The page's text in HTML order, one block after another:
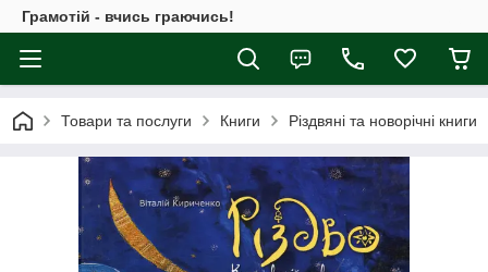
Грамотій - вчись граючись!
Товари та послуги Книги Різдвяні та новорічні книги